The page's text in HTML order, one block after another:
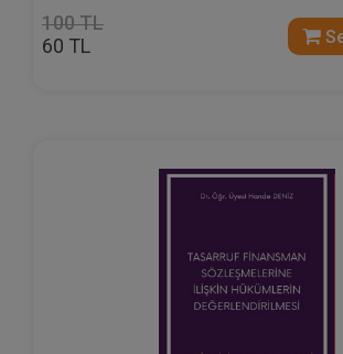
100 TL
60 TL